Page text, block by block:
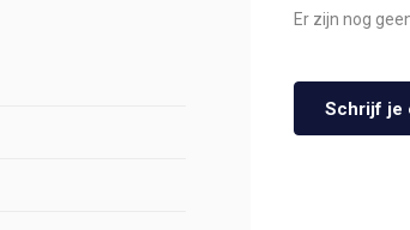
Er zijn nog
Schrijf je